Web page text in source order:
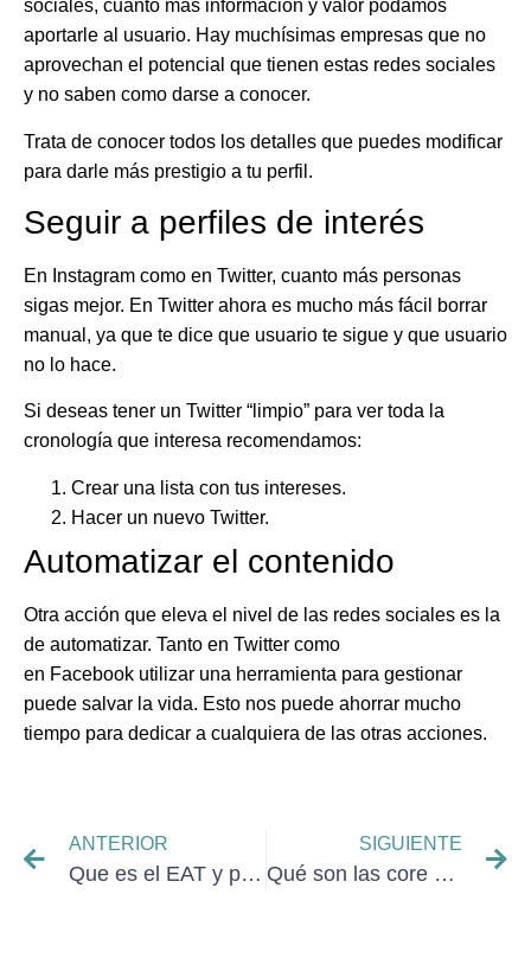
sociales, cuanto más información y valor podamos
aportarle al usuario. Hay muchísimas empresas que no
aprovechan el potencial que tienen estas redes sociales
y no saben como darse a conocer.
Trata de conocer todos los detalles que puedes modificar
para darle más prestigio a tu perfil.
Seguir a perfiles de interés
En Instagram como en Twitter, cuanto más personas
sigas mejor. En Twitter ahora es mucho más fácil borrar
manual, ya que te dice que usuario te sigue y que usuario
no lo hace.
Si deseas tener un Twitter “limpio” para ver toda la
cronología que interesa recomendamos:
Crear una lista con tus intereses.
Hacer un nuevo Twitter.
Automatizar el contenido
Otra acción que eleva el nivel de las redes sociales es la
de automatizar. Tanto en Twitter como
en Facebook utilizar una herramienta para gestionar
puede salvar la vida. Esto nos puede ahorrar mucho
tiempo para dedicar a cualquiera de las otras acciones.
ANTERIOR
Que es el EAT y por qué influye en SEO
SIGUIENTE
Qué son las core web vitals